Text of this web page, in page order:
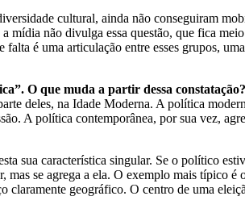
cultural, ainda não conseguiram
não divulga essa questão, que fica
é uma articulação entre esses grupos,
O que muda a partir dessa constatação?
deles, na Idade Moderna. A política
A política contemporânea, por sua vez,
sua característica singular. Se o político
se agrega a ela. O exemplo mais típico
geográfico. O centro de uma